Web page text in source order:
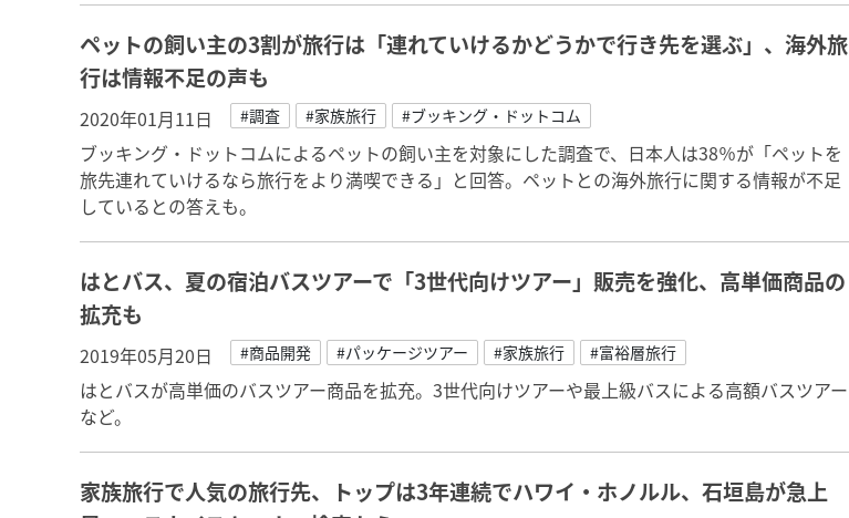
ペットの飼い主の3割が旅行は「連れていけるかどうかで行き先を選ぶ」、海外旅
行は情報不足の声も
2020年01月11日 #調査 #家族旅行 #ブッキング・ドットコム
ブッキング・ドットコムによるペットの飼い主を対象にした調査で、日本人は38％が「ペットを
旅先連れていけるなら旅行をより満喫できる」と回答。ペットとの海外旅行に関する情報が不足
しているとの答えも。
はとバス、夏の宿泊バスツアーで「3世代向けツアー」販売を強化、高単価商品の
拡充も
2019年05月20日 #商品開発 #パッケージツアー #家族旅行 #富裕層旅行
はとバスが高単価のバスツアー商品を拡充。3世代向けツアーや最上級バスによる高額バスツアー
など。
家族旅行で人気の旅行先、トップは3年連続でハワイ・ホノルル、石垣島が急上